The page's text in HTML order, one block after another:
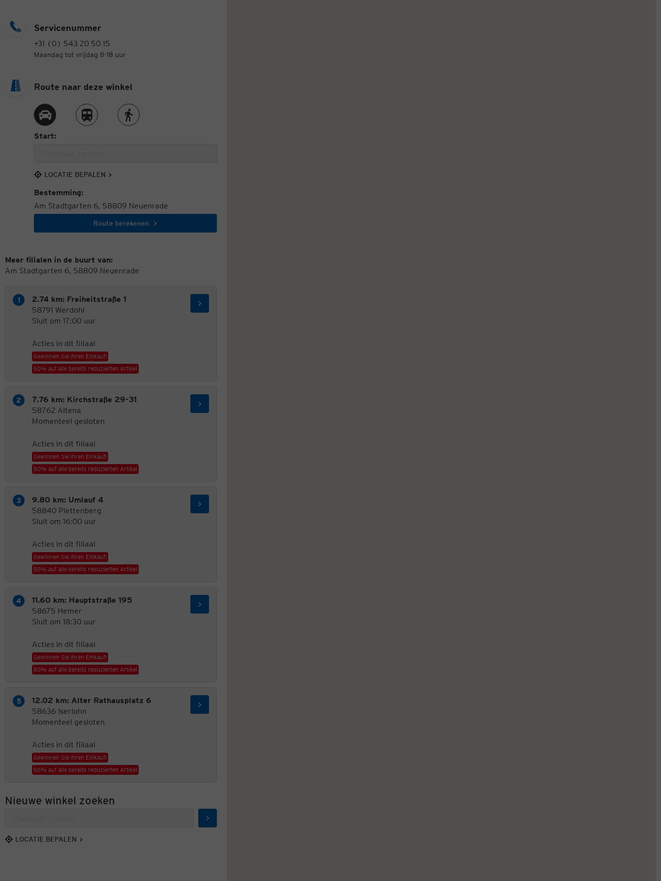
Servicenummer
+31 (0) 543 20 50 15
Maandag tot vrijdag 8-18 uur
Route naar deze winkel
Route met de autoRoute met de treinRoute te voet
Start:
LOCATIE BEPALEN
Bestemming:
Am Stadtgarten 6, 58809 Neuenrade
Route berekenen
Meer filialen in de buurt van:
Am Stadtgarten 6, 58809 Neuenrade
2.74 km: Freiheitstraße 1
58791 Werdohl
Sluit om 17:00 uur
Acties in dit filiaal
Gewinnen Sie Ihren Einkauf!
50% auf alle bereits reduzierten Artikel
7.76 km: Kirchstraße 29-31
58762 Altena
Momenteel gesloten
Acties in dit filiaal
Gewinnen Sie Ihren Einkauf!
50% auf alle bereits reduzierten Artikel
9.80 km: Umlauf 4
58840 Plettenberg
Sluit om 16:00 uur
Acties in dit filiaal
Gewinnen Sie Ihren Einkauf!
50% auf alle bereits reduzierten Artikel
11.60 km: Hauptstraße 195
58675 Hemer
Sluit om 18:30 uur
Acties in dit filiaal
Gewinnen Sie Ihren Einkauf!
50% auf alle bereits reduzierten Artikel
12.02 km: Alter Rathausplatz 6
58636 Iserlohn
Momenteel gesloten
Acties in dit filiaal
Gewinnen Sie Ihren Einkauf!
50% auf alle bereits reduzierten Artikel
Nieuwe winkel zoeken
Zoeken
LOCATIE BEPALEN